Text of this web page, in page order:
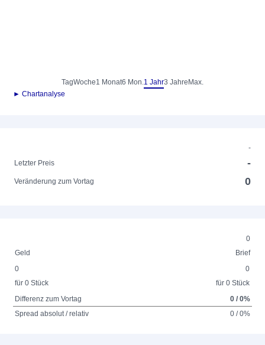
TagWoche1 Monat6 Mon.1 Jahr3 Jahre Max.
► Chartanalyse
-
Letzter Preis
-
Veränderung zum Vortag 0
0
Geld
Brief
0
für 0 Stück
0
für 0 Stück
Differenz zum Vortag
0 / 0%
Spread absolut / relativ
0 / 0%